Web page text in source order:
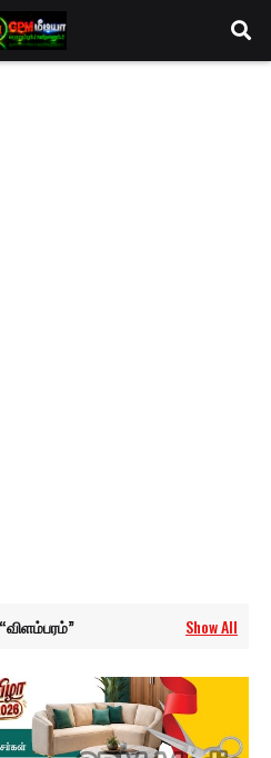
விளம்பரம் Show All